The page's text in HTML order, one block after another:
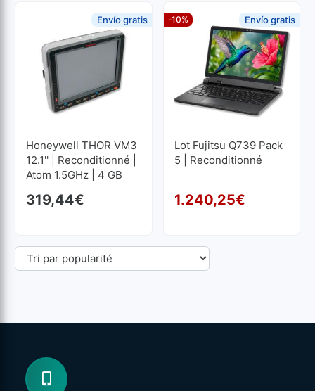
Honeywell THOR VM3
12.1'' | Reconditionné |
Atom 1.5GHz | 4 GB
1024x768
319,44€
Envío gratis
Lot Fujitsu Q739 Pack
5 | Reconditionné
1.240,25€
-10% Envío gratis